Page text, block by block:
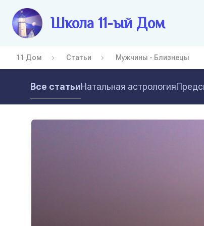
Школа 11-ый Дом
11 Дом Статьи Мужчины - Близнецы
Все статьиНатальная астрология